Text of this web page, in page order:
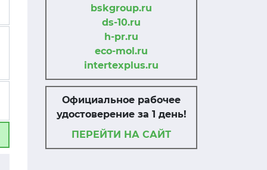
bskgroup.ru
ds-10.ru
h-pr.ru
eco-mol.ru
intertexplus.ru
Официальное рабочее
удостоверение за 1 день!
ПЕРЕЙТИ НА САЙТ